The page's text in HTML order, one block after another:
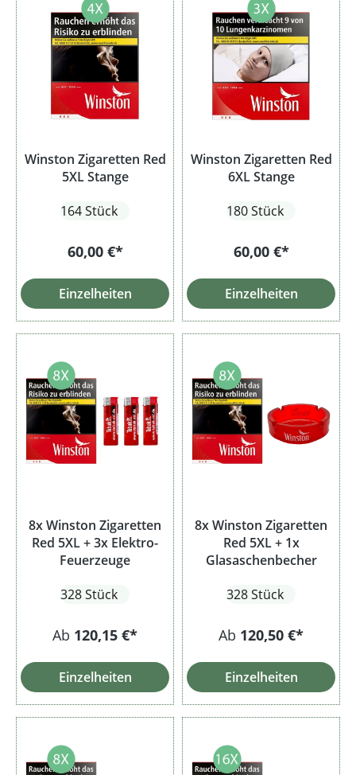
Winston Zigaretten Red
5XL Stange
164 Stück
60,00 €*
Einzelheiten
Winston Zigaretten Red
6XL Stange
180 Stück
60,00 €*
Einzelheiten
8x Winston Zigaretten
Red 5XL + 3x Elektro-
Feuerzeuge
328 Stück
Ab 120,15 €*
Einzelheiten
8x Winston Zigaretten
Red 5XL + 1x
Glasaschenbecher
328 Stück
Ab 120,50 €*
Einzelheiten